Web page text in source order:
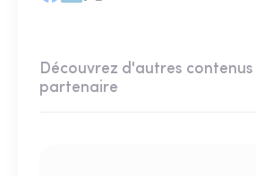
Découvrez d'autres contenus
partenaire